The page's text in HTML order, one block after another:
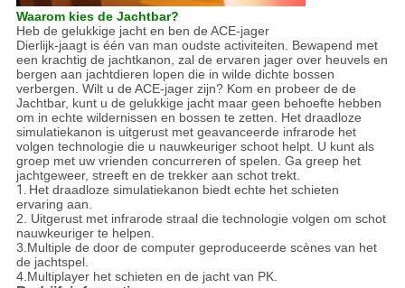
Waarom kies de Jachtbar?
Heb de gelukkige jacht en ben de ACE-jager
Dierlijk-jaagt is één van man oudste activiteiten. Bewapend met
een krachtig de jachtkanon, zal de ervaren jager over heuvels en
bergen aan jachtdieren lopen die in wilde dichte bossen
verbergen. Wilt u de ACE-jager zijn? Kom en probeer de de
Jachtbar, kunt u de gelukkige jacht maar geen behoefte hebben
om in echte wildernissen en bossen te zetten. Het draadloze
simulatiekanon is uitgerust met geavanceerde infrarode het
volgen technologie die u nauwkeuriger schoot helpt. U kunt als
groep met uw vrienden concurreren of spelen. Ga greep het
jachtgeweer, streeft en de trekker aan schot trekt.
1. Het draadloze simulatiekanon biedt echte het schieten
ervaring aan.
2. Uitgerust met infrarode straal die technologie volgen om schot
nauwkeuriger te helpen.
3.Multiple de door de computer geproduceerde scènes van het
de jachtspel.
4.Multiplayer het schieten en de jacht van PK.